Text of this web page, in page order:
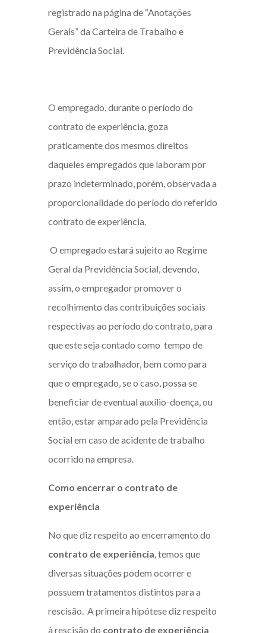
registrado na página de “Anotações
Gerais” da Carteira de Trabalho e
Previdência Social.
O empregado, durante o período do
contrato de experiência, goza
praticamente dos mesmos direitos
daqueles empregados que laboram por
prazo indeterminado, porém, observada a
proporcionalidade do período do referido
contrato de experiência.
O empregado estará sujeito ao Regime
Geral da Previdência Social, devendo,
assim, o empregador promover o
recolhimento das contribuições sociais
respectivas ao período do contrato, para
que este seja contado como tempo de
serviço do trabalhador, bem como para
que o empregado, se o caso, possa se
beneficiar de eventual auxílio-doença, ou
então, estar amparado pela Previdência
Social em caso de acidente de trabalho
ocorrido na empresa.
Como encerrar o contrato de
experiência
No que diz respeito ao encerramento do
contrato de experiência, temos que
diversas situações podem ocorrer e
possuem tratamentos distintos para a
rescisão. A primeira hipótese diz respeito
à rescisão do contrato de experiência